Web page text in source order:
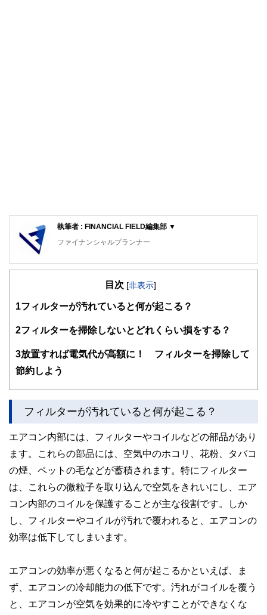
執筆者 : FINANCIAL FIELD編集部 ▼
ファイナンシャルプランナー
FinancialField編集部は、金融、経済に関する記事を、日々
知識がない方でも理解できるようわかりやすく発信していま
得者を中心に「お金や暮らし」に関する書籍・雑誌の編集経
験者で構成され、企画立案から記事掲載まですべての工程に
FinancialFieldの特徴は、ファイナンシャルプランナー、弁
ドバイザー、DCプランナー、公認会計士、社会保険労務
士、行政書士、投資アナリスト、キャリアコンサルタントな
ど150名以上の有資格者を執筆者・監修者として迎え、むず
をわかりやすく発信している点です。
このように編集経験豊富なメンバーと金融や経済に精通した
やすさはもちろんのこと、読み応えのあるコンテンツと確か
な情報発信を実現しています。
私たちは、快適でより良い生活のアイデアを提供するお金の
コンシェルジュを目指します。
目次 [非表示]
1 フィルターが汚れていると何が起こる？
2フィルターを掃除しないとどれくらい損をする？
3放置すれば電気代が高額に！ フィルターを掃除して
節約しよう
フィルターが汚れていると何が起こる？
エアコン内部には、フィルターやコイルなどの部品があり
ます。これらの部品には、空気中のホコリ、花粉、タバコ
の煙、ペットの毛などが蓄積されます。特にフィルター
は、これらの微粒子を取り込んで空気をきれいにし、エア
コン内部のコイルを保護することが主な役割です。しか
し、フィルターやコイルが汚れで覆われると、エアコンの
効率は低下してしまいます。
エアコンの効率が悪くなると何が起こるかといえば、ま
ず、エアコンの冷却能力の低下です。汚れがコイルを覆う
と、エアコンが空気を効果的に冷やすことができなくな